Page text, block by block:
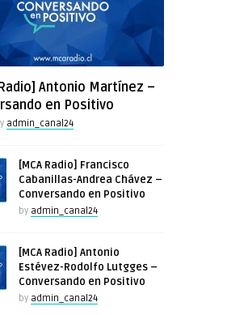
Antonio Martínez –
en Positivo
admin_canal24
[MCA Radio] Francisco
Cabanillas-Andrea Chávez –
Conversando en Positivo
by admin_canal24
[MCA Radio] Antonio
Estévez-Rodolfo Lutgges –
Conversando en Positivo
by admin_canal24